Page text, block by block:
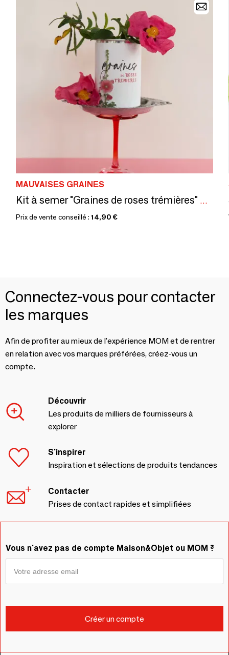
MAUVAISES GRAINES
Kit à semer "Graines de roses trémières" Fabriqué en France
Prix de vente conseillé : 14,90 €
Connectez-vous pour contacter
les marques
Afin de profiter au mieux de l'expérience MOM et de rentrer
en relation avec vos marques préférées, créez-vous un
compte.
Découvrir
Les produits de milliers de fournisseurs à
explorer
S'inspirer
Inspiration et sélections de produits tendances
Contacter
Prises de contact rapides et simplifiées
Vous n'avez pas de compte Maison&Objet ou MOM ?